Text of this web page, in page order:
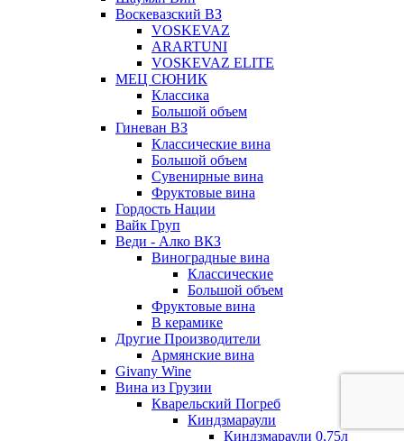
Воскевазский ВЗ
VOSKEVAZ
ARARTUNI
VOSKEVAZ ELITE
МЕЦ СЮНИК
Классика
Большой объем
Гиневан ВЗ
Классические вина
Большой объем
Сувенирные вина
Фруктовые вина
Гордость Нации
Вайк Груп
Веди - Алко ВКЗ
Виноградные вина
Классические
Большой объем
Фруктовые вина
В керамике
Другие Производители
Армянские вина
Givany Wine
Вина из Грузии
Кварельский Погреб
Киндзмараули
Киндзмараули 0,75л